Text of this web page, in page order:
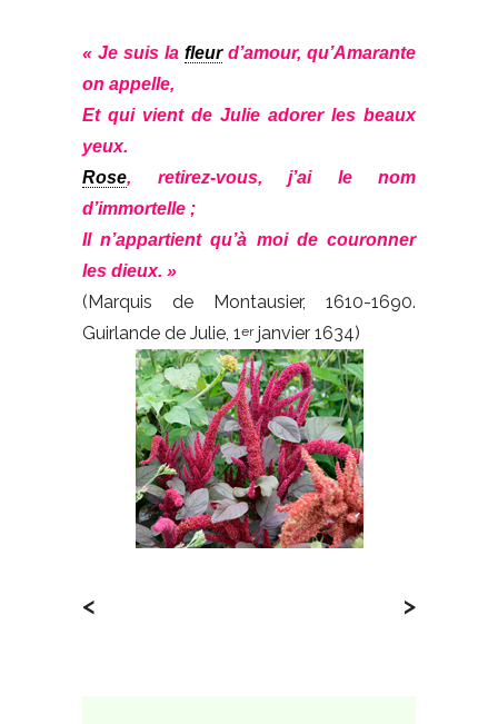
« Je suis la fleurd’amour, qu’Amarante
on appelle,
Et qui vient de Julie adorer les beaux
yeux.
Rose, retirez-vous, j’ai le nom
d’immortelle ;
Il n’appartient qu’à moi de couronner
les dieux. »
(Marquis de Montausier, 1610-1690.
Guirlande de Julie, 1 erjanvier 1634)
< >